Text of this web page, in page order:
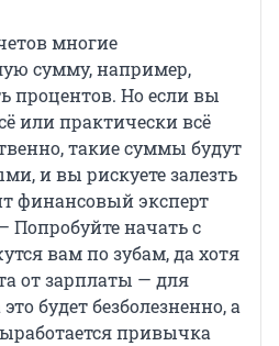
многие
сумму, например,
процентов. Но если вы
или практически всё
такие суммы будут
и вы рискуете залезть
финансовый эксперт
начать с
вам по зубам, да хотя
от зарплаты — для
будет безболезненно, а
привычка